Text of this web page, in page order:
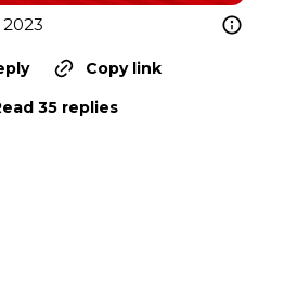
2023
Copy link
35 replies